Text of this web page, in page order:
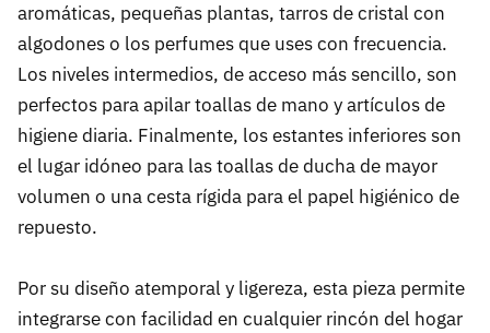
aromáticas, pequeñas plantas, tarros de cristal con
algodones o los perfumes que uses con frecuencia.
Los niveles intermedios, de acceso más sencillo, son
perfectos para apilar toallas de mano y artículos de
higiene diaria. Finalmente, los estantes inferiores son
el lugar idóneo para las toallas de ducha de mayor
volumen o una cesta rígida para el papel higiénico de
repuesto.
Por su diseño atemporal y ligereza, esta pieza permite
integrarse con facilidad en cualquier rincón del hogar